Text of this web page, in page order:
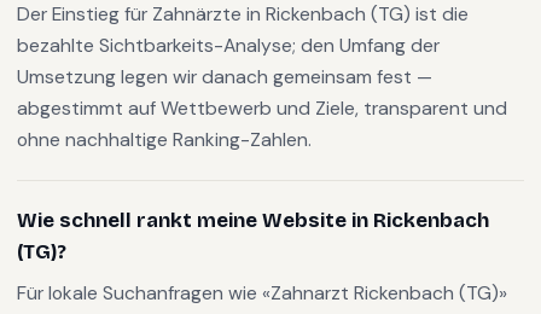
Der Einstieg für Zahnärzte in Rickenbach (TG) ist die
bezahlte Sichtbarkeits-Analyse; den Umfang der
Umsetzung legen wir danach gemeinsam fest —
abgestimmt auf Wettbewerb und Ziele, transparent und
ohne nachhaltige Ranking-Zahlen.
Wie schnell rankt meine Website in Rickenbach
(TG)?
Für lokale Suchanfragen wie «Zahnarzt Rickenbach (TG)»